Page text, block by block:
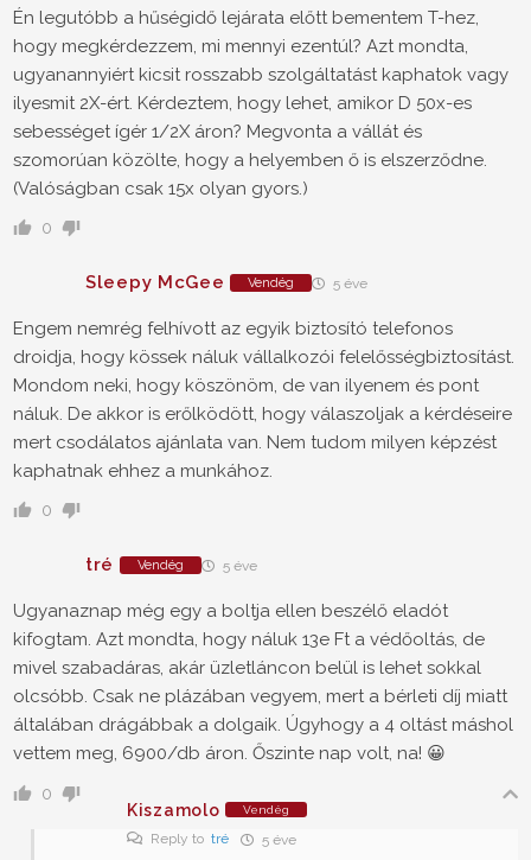
Én legutóbb a hűségidő lejárata előtt bementem T-hez,
hogy megkérdezzem, mi mennyi ezentúl? Azt mondta,
ugyanannyiért kicsit rosszabb szolgáltatást kaphatok vagy
ilyesmit 2X-ért. Kérdeztem, hogy lehet, amikor D 50x-es
sebességet ígér 1/2X áron? Megvonta a vállát és
szomorúan közölte, hogy a helyemben ő is elszerződne.
(Valóságban csak 15x olyan gyors.)
0
Sleepy McGee Vendég 5 éve
Engem nemrég felhívott az egyik biztosító telefonos
droidja, hogy kössek náluk vállalkozói felelősségbiztosítást.
Mondom neki, hogy köszönöm, de van ilyenem és pont
náluk. De akkor is erőlködött, hogy válaszoljak a kérdéseire
mert csodálatos ajánlata van. Nem tudom milyen képzést
kaphatnak ehhez a munkához.
0
tré Vendég 5 éve
Ugyanaznap még egy a boltja ellen beszélő eladót
kifogtam. Azt mondta, hogy náluk 13e Ft a védőoltás, de
mivel szabadáras, akár üzletláncon belül is lehet sokkal
olcsóbb. Csak ne plázában vegyem, mert a bérleti díj miatt
általában drágábbak a dolgaik. Úgyhogy a 4 oltást máshol
vettem meg, 6900/db áron. Őszinte nap volt, na! 😀
0
Kiszamolo
Vendég
Reply to tré 5 éve